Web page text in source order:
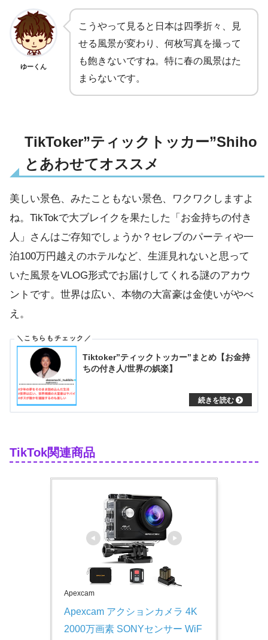
ゆーくん
こうやって見ると日本は四季折々、見
せる風景が変わり、何枚写真を撮って
も飽きないですね。特に春の風景はた
まらないです。
TikToker”ティックトッカー”Shiho
とあわせてオススメ
美しい景色、みたこともない景色、ワクワクしますよ
ね。TikTokで大ブレイクを果たした「お金持ちの付き
人」さんはご存知でしょうか？セレブのパーティや一
泊100万円越えのホテルなど、生涯見れないと思って
いた風景をVLOG形式でお届けしてくれる謎のアカウ
ントです。世界は広い、本物の大富豪は金使いがやべ
え。
Tiktoker”ティックトッカー”まとめ【お金持
ちの付き人/世界の娯楽】
TikTok関連商品
Apexcam
Apexcam アクションカメラ 4K
2000万画素 SONYセンサー WiF